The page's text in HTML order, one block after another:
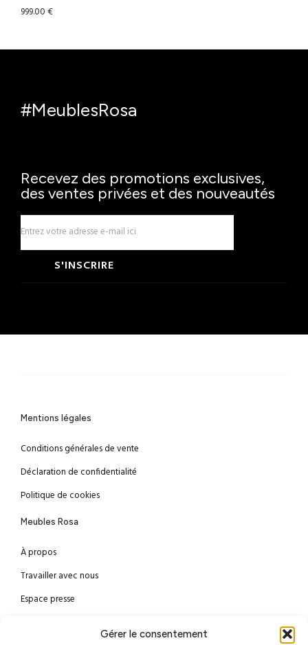
Gérer le consentement
999.00€
#MeublesRosa
Recevez des promotions exclusives,
des ventes privées et des nouveautés
S'INSCRIRE
Mentions légales
Conditions générales de vente
Déclaration de confidentialité
Politique de cookies
Meubles Rosa
À propos
Travailler avec nous
Espace presse